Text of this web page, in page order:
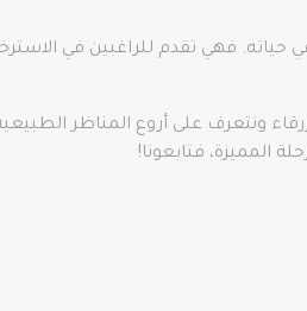
فهي تقدم للراغبين في
على أروع المناظر الطبيعية
المميزة، فتابعونا!